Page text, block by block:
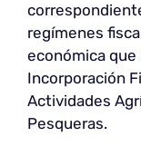
regímenes
económica que
Incorporación
Actividades
Pesqueras.